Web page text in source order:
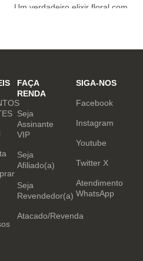
Um verdadeiro elixir floral com
FAÇA
RENDA
Seja
Assinante
VIP
Seja
Afiliado(a)
Seja
Revendedor(a)
Atacado/Revenda
SIGA-NOS
Facebook
Instagram
Youtube
Twitter X
Atendimento
WhatsApp